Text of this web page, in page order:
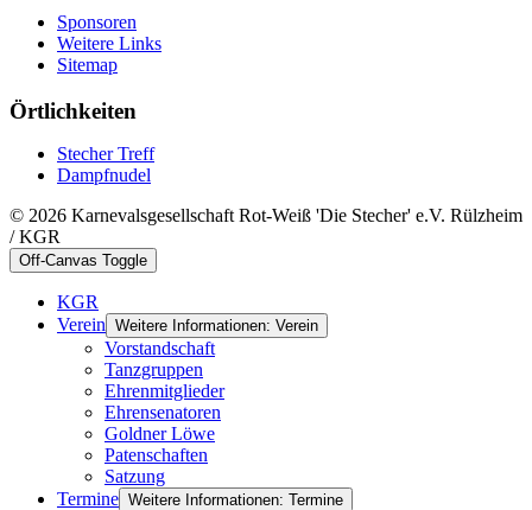
Sponsoren
Weitere Links
Sitemap
Örtlichkeiten
Stecher Treff
Dampfnudel
© 2026 Karnevalsgesellschaft Rot-Weiß 'Die Stecher' e.V. Rülzheim
/ KGR
Off-Canvas Toggle
KGR
Verein Weitere Informationen: Verein
Vorstandschaft
Tanzgruppen
Ehrenmitglieder
Ehrensenatoren
Goldner Löwe
Patenschaften
Satzung
Termine Weitere Informationen: Termine